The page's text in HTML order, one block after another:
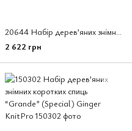
20644 Набір дерев’яних знімних спиць Indigo Wood KnitPro (13см)
2 622 грн